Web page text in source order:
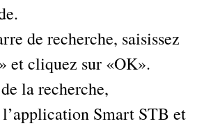
de recherche, saisissez
et cliquez sur «OK».
la recherche,
Smart STB et